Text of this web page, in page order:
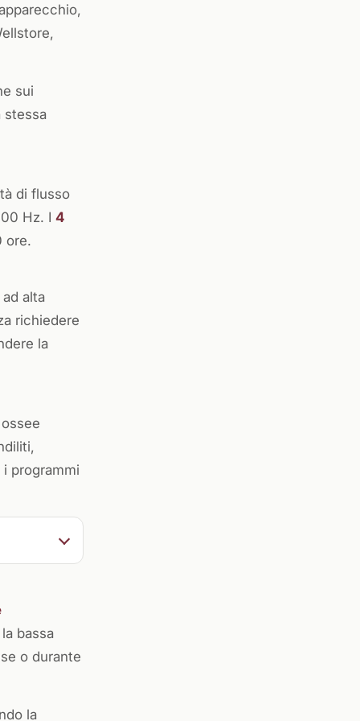
sui
stessa
di flusso
Hz. I 4
ore.
alta
richiedere
la
programmi
bassa
o durante
la